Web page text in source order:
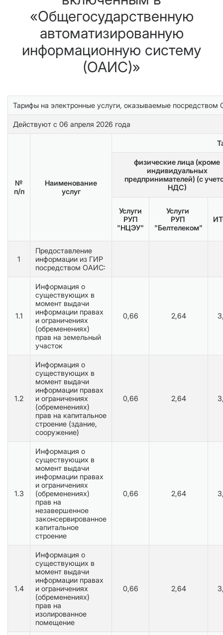
«Общегосударственную
автоматизированную
информационную систему
(ОАИС)»
Тарифы на электронные услуги, оказываемые
Действуют с 06 апреля 2026 года
№
п/п
Наименование
услуг
физические лица (кроме
индивидуальных
предпринимателей) (с
НДС)
Услуги
РУП
"НЦЭУ"
Услуги
РУП
"Белтелеком"
1
Предоставление
информации из ГИР
посредством ОАИС:
1.1
Информация о
существующих в
момент выдачи
информации правах
и ограничениях
(обременениях)
прав на земельный
участок
0,66 2,64
1.2
Информация о
существующих в
момент выдачи
информации правах
и ограничениях
(обременениях)
прав на капитальное
строение (здание,
сооружение)
0,66 2,64
1.3
Информация о
существующих в
момент выдачи
информации правах
и ограничениях
(обременениях)
прав на
незавершенное
законсервированное
капитальное
строение
0,66 2,64
1.4
Информация о
существующих в
момент выдачи
информации правах
и ограничениях
(обременениях)
прав на
изолированное
помещение
0,66 2,64